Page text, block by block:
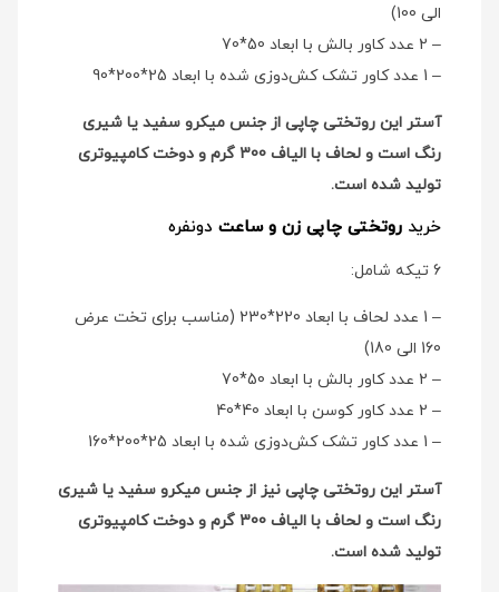
الی 100)
– 2 عدد کاور بالش با ابعاد 50*70
– 1 عدد کاور تشک کش‌دوزی شده با ابعاد 25*200*90
آستر این روتختی چاپی از جنس میکرو سفید یا شیری
رنگ است و لحاف با الیاف 300 گرم و دوخت کامپیوتری
تولید شده است.
خرید روتختی چاپی زن و ساعت دو‌نفره
6 تیکه شامل:
– 1 عدد لحاف با ابعاد 220*230 (مناسب برای تخت عرض
160 الی 180)
– 2 عدد کاور بالش با ابعاد 50*70
– 2 عدد کاور کوسن با ابعاد 40*40
– 1 عدد کاور تشک کش‌دوزی شده با ابعاد 25*200*160
آستر این روتختی چاپی نیز از جنس میکرو سفید یا شیری
رنگ است و لحاف با الیاف 300 گرم و دوخت کامپیوتری
تولید شده است.